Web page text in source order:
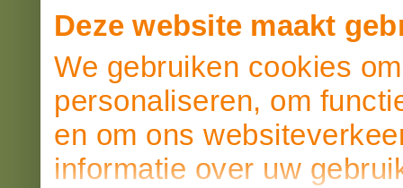
Deze website maakt
We gebruiken cookies
personaliseren, om
en om ons
informatie over uw